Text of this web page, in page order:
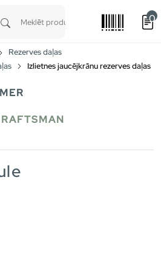
0
Rezerves daļas
Izlietnes jaucējkrānu rezerves daļas